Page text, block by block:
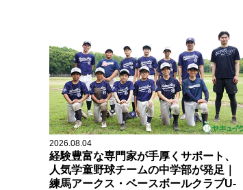
2026.08.04
経験豊富な専門家が手厚くサポート、
人気学童野球チームの中学部が発足｜
練馬アークス・ベースボールクラブU-